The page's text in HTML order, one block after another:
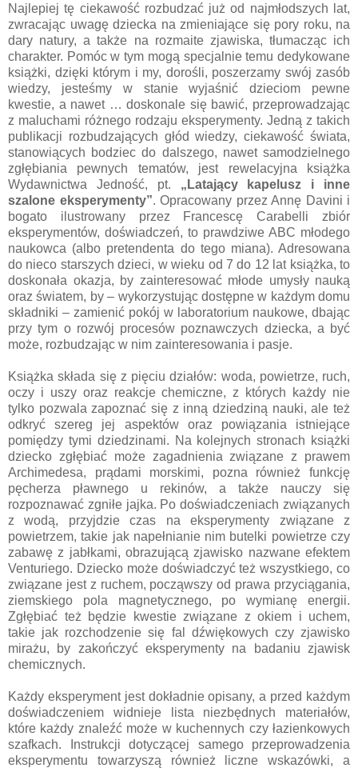
Najlepiej tę ciekawość rozbudzać już od najmłodszych lat,
zwracając uwagę dziecka na zmieniające się pory roku, na
dary natury, a także na rozmaite zjawiska, tłumacząc ich
charakter. Pomóc w tym mogą specjalnie temu dedykowane
książki, dzięki którym i my, dorośli, poszerzamy swój zasób
wiedzy, jesteśmy w stanie wyjaśnić dzieciom pewne
kwestie, a nawet … doskonale się bawić, przeprowadzając
z maluchami różnego rodzaju eksperymenty. Jedną z takich
publikacji rozbudzających głód wiedzy, ciekawość świata,
stanowiących bodziec do dalszego, nawet samodzielnego
zgłębiania pewnych tematów, jest rewelacyjna książka
Wydawnictwa Jedność, pt. „Latający kapelusz i inne
szalone eksperymenty”. Opracowany przez Annę Davini i
bogato ilustrowany przez Francescę Carabelli zbiór
eksperymentów, doświadczeń, to prawdziwe ABC młodego
naukowca (albo pretendenta do tego miana). Adresowana
do nieco starszych dzieci, w wieku od 7 do 12 lat książka, to
doskonała okazja, by zainteresować młode umysły nauką
oraz światem, by – wykorzystując dostępne w każdym domu
składniki – zamienić pokój w laboratorium naukowe, dbając
przy tym o rozwój procesów poznawczych dziecka, a być
może, rozbudzając w nim zainteresowania i pasje.
Książka składa się z pięciu działów: woda, powietrze, ruch,
oczy i uszy oraz reakcje chemiczne, z których każdy nie
tylko pozwala zapoznać się z inną dziedziną nauki, ale też
odkryć szereg jej aspektów oraz powiązania istniejące
pomiędzy tymi dziedzinami. Na kolejnych stronach książki
dziecko zgłębiać może zagadnienia związane z prawem
Archimedesa, prądami morskimi, pozna również funkcję
pęcherza pławnego u rekinów, a także nauczy się
rozpoznawać zgniłe jajka. Po doświadczeniach związanych
z wodą, przyjdzie czas na eksperymenty związane z
powietrzem, takie jak napełnianie nim butelki powietrze czy
zabawę z jabłkami, obrazującą zjawisko nazwane efektem
Venturiego. Dziecko może doświadczyć też wszystkiego, co
związane jest z ruchem, począwszy od prawa przyciągania,
ziemskiego pola magnetycznego, po wymianę energii.
Zgłębiać też będzie kwestie związane z okiem i uchem,
takie jak rozchodzenie się fal dźwiękowych czy zjawisko
mirażu, by zakończyć eksperymenty na badaniu zjawisk
chemicznych.
Każdy eksperyment jest dokładnie opisany, a przed każdym
doświadczeniem widnieje lista niezbędnych materiałów,
które każdy znaleźć może w kuchennych czy łazienkowych
szafkach. Instrukcji dotyczącej samego przeprowadzenia
eksperymentu towarzyszą również liczne wskazówki, a